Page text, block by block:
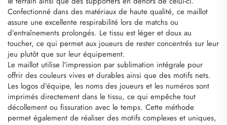
Confectionné dans des matériaux de haute qualité, ce maillot
assure une excellente respirabilité lors de matchs ou
d’entraînements prolongés. Le tissu est léger et doux au
toucher, ce qui permet aux joueurs de rester concentrés sur leur
jeu plutôt que sur leur équipement.
Le maillot utilise l'impression par sublimation intégrale pour
offrir des couleurs vives et durables ainsi que des motifs nets.
Les logos d'équipe, les noms des joueurs et les numéros sont
imprimés directement dans le tissu, ce qui empêche tout
décollement ou fissuration avec le temps. Cette méthode
permet également de réaliser des motifs complexes et uniques,